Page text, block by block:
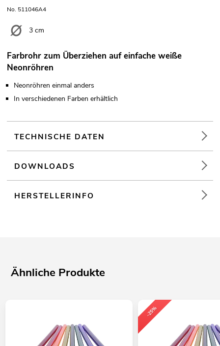
No. 511046A4
3 cm
Farbrohr zum Überziehen auf einfache weiße
Neonröhren
Neonröhren einmal anders
In verschiedenen Farben erhältlich
TECHNISCHE DATEN
DOWNLOADS
HERSTELLERINFO
Ähnliche Produkte
-25%